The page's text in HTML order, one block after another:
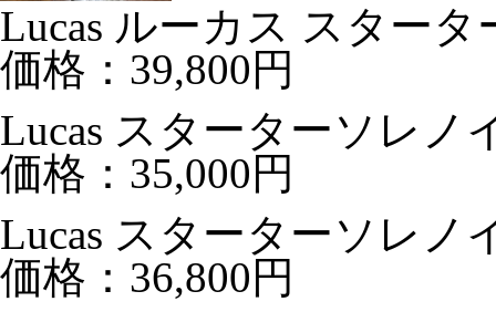
Lucas ルーカス スター
価格：39,800円
Lucas スターターソレノ
価格：35,000円
Lucas スターターソレノ
価格：36,800円